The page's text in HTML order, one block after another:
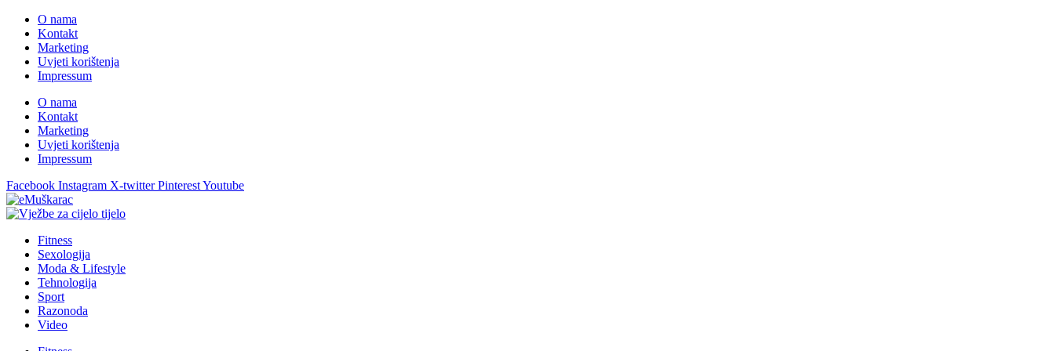
O nama
Kontakt
Marketing
Uvjeti korištenja
Impressum
O nama
Kontakt
Marketing
Uvjeti korištenja
Impressum
Facebook Instagram X-twitter PinterestYoutube
Fitness
Sexologija
Moda & Lifestyle
Tehnologija
Sport
Razonoda
Video